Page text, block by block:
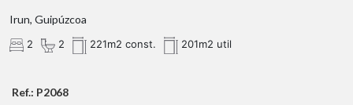
Irun, Guipúzcoa
2 2 221m2 const. 201m2 util
Ref.: P2068